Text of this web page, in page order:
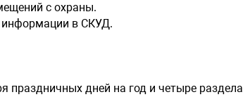
с охраны.
информации в СКУД.
праздничных дней на год и четыре раздела